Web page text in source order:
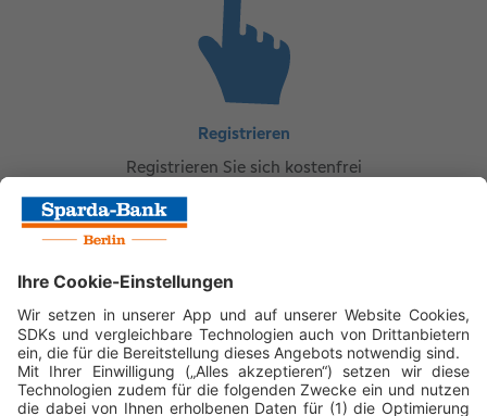
Registrieren
Registrieren Sie sich kostenfrei
DEVK-E-Mail-Adresse